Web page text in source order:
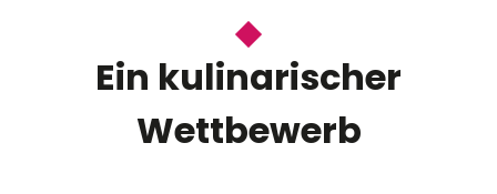
Ein kulinarischer
Wettbewerb